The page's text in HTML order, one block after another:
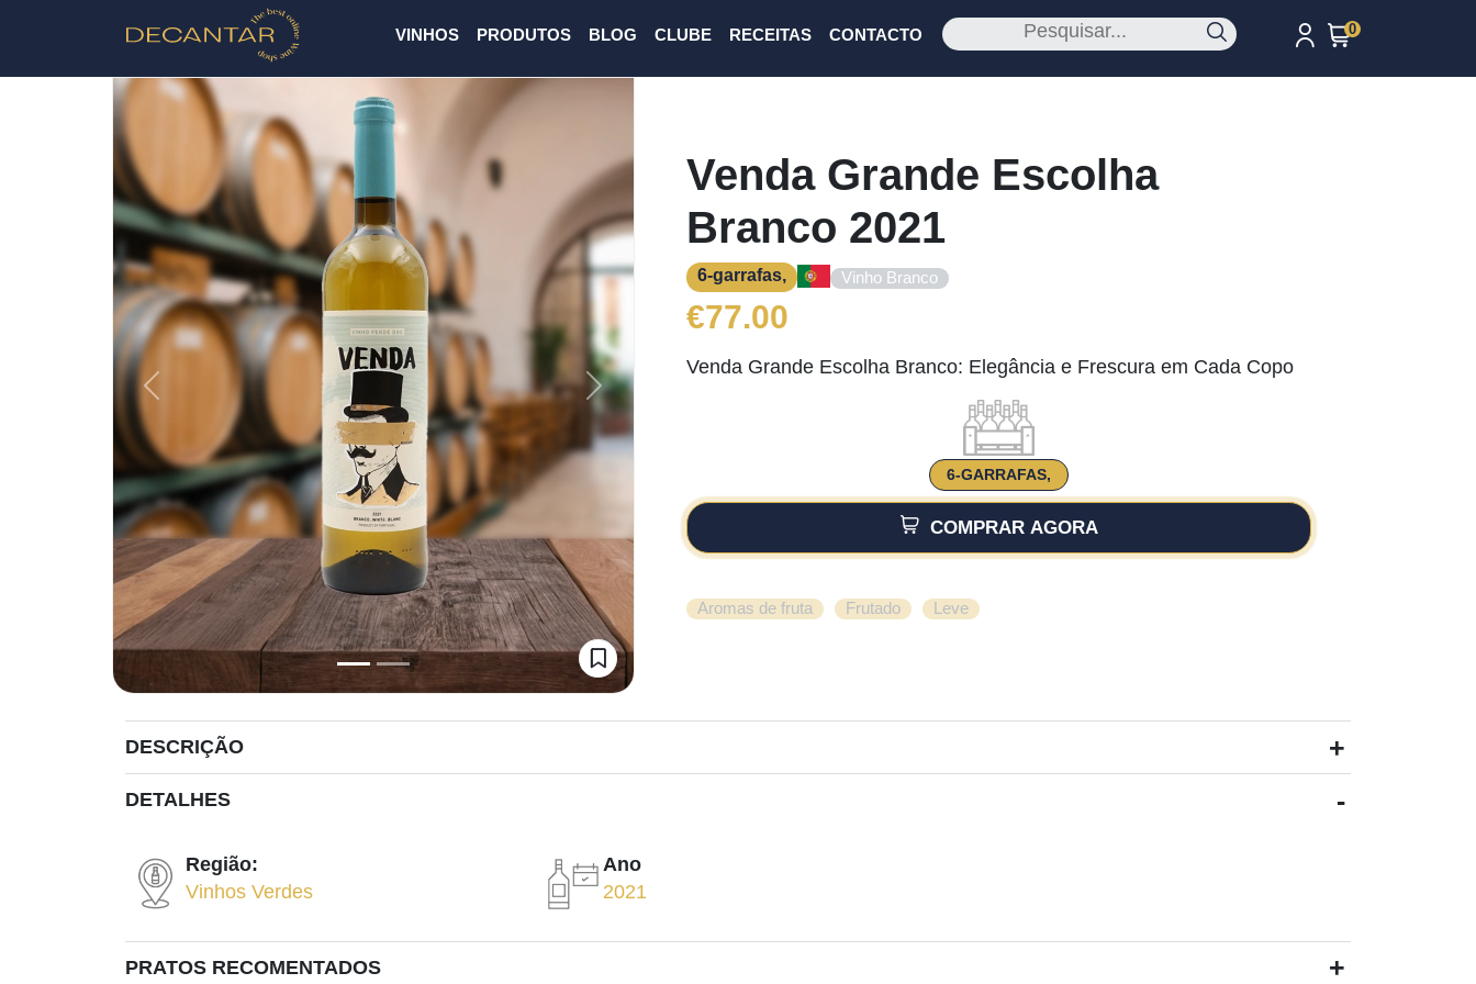
VINHOS PRODUTOS BLOG CLUBE RECEITAS CONTACTO 0
Previous Next
Venda Grande Escolha
Branco 2021
6-garrafas, Vinho Branco
€77.00
Venda Grande Escolha Branco: Elegância e Frescura em Cada Copo
6-GARRAFAS,
COMPRAR AGORA
Aromas de fruta Frutado Leve
DESCRIÇÃO +
DETALHES -
Região:
Vinhos Verdes
Ano
2021
PRATOS RECOMENTADOS +